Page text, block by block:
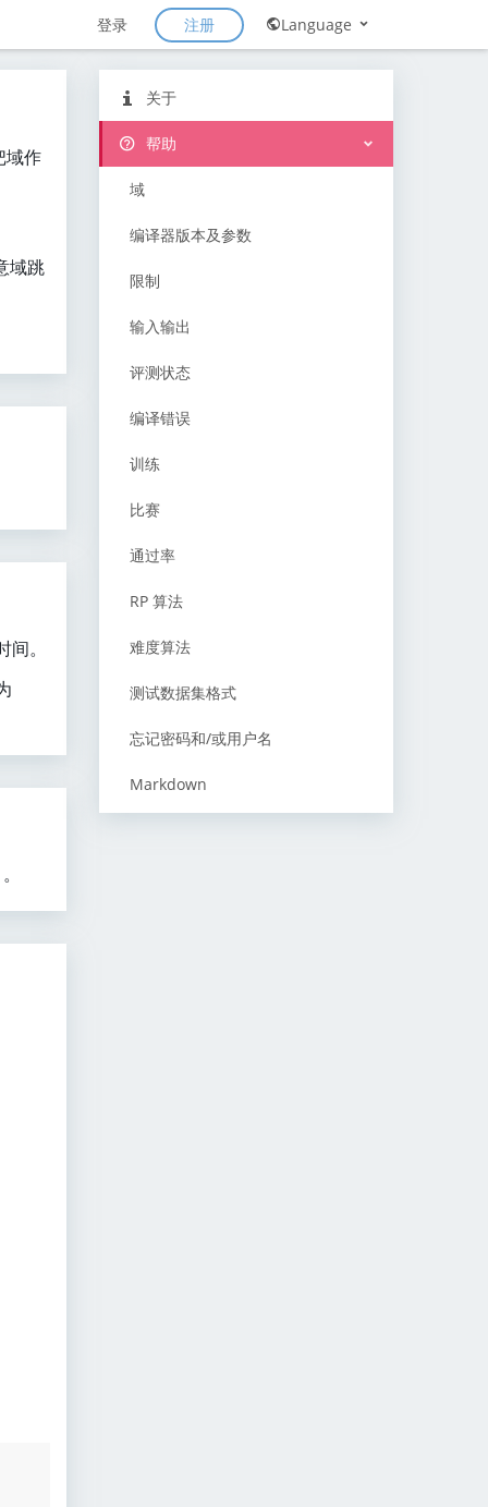
登录 注册 Language
域作
域跳
。
关于
帮助
域
编译器版本及参数
限制
输入输出
评测状态
编译错误
训练
比赛
通过率
RP 算法
难度算法
测试数据集格式
忘记密码和/或用户名
Markdown